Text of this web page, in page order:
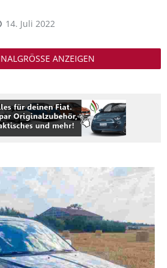
14. Juli 2022
ANZEIGEN